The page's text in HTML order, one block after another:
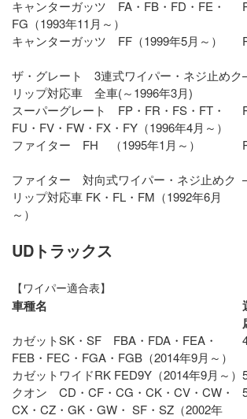
キャンターガッツ FA・FB・FD・FE・
FG（1993年11月～）
キャンターガッツ FF（1999年5月～）
ザ・グレート 3連式ワイパー・ネジ止めク
リップ対応車 全車(～1996年3月)
スーパーグレート FP・FR・FS・FT・
FU・FV・FW・FX・FY（1996年4月～）
ファイター FH （1995年1月～）
ファイター 対向式ワイパー・ネジ止めク
リップ対応車 FK・FL・FM（1992年6月
～）
UDトラックス
【ワイパー適合表】
車種名
カゼットSK・SF FBA・FDA・FEA・
FEB・FEC・FGA・FGB（2014年9月～）
カゼットワイドRK FED9Y（2014年9月～）
クオン CD・CF・CG・CK・CV・CW・
CX・CZ・GK・GW・ SF・SZ（2002年